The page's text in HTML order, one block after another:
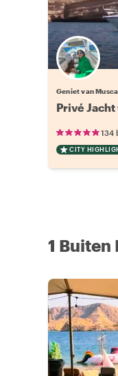
Geniet van
Privé
134
CITY
1 Buiten